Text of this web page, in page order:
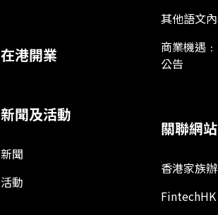
在港開業
新聞及活動
新聞
活動
其他語文
商業機遇
公告
關聯網站
香港家族
FintechHK